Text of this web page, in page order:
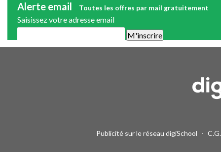
Alerte email Toutes les offres par mail gratuitement
Saisissez votre adresse email
Publicité sur le réseau digiSchool -